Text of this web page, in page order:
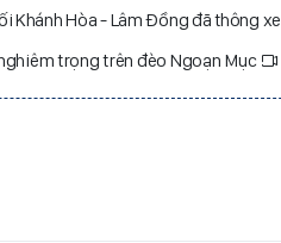
Khánh Hòa - Lâm Đồng đã thông xe
trọng trên đèo Ngoạn Mục